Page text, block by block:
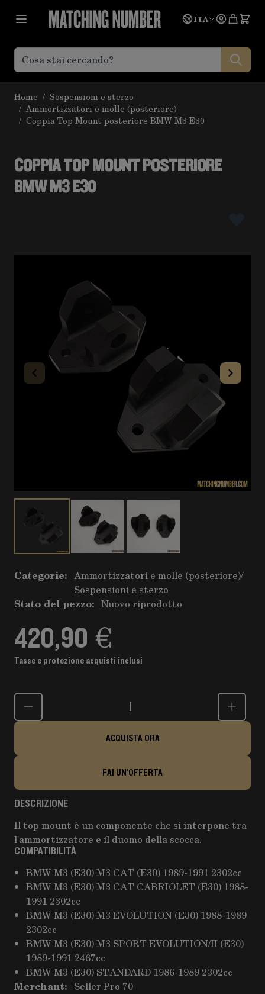
Lingua
ITA
Home / Sospensioni e sterzo
/ Ammortizzatori e molle (posteriore)
/ Coppia Top Mount posteriore BMW M3 E30
COPPIA TOP MOUNT POSTERIORE
BMW M3 E30
Categorie: Ammortizzatori e molle (posteriore)/
Sospensioni e sterzo
Stato del pezzo: Nuovo riprodotto
420,90 €
Tasse e protezione acquisti inclusi
Quantità
ACQUISTA ORA
FAI UN'OFFERTA
DESCRIZIONE
Il top mount è un componente che si interpone tra
l'ammortizzatore e il duomo della scocca.
COMPATIBILITÀ
BMW M3 (E30) M3 CAT (E30) 1989-1991 2302cc
BMW M3 (E30) M3 CAT CABRIOLET (E30) 1988-
1991 2302cc
BMW M3 (E30) M3 EVOLUTION (E30) 1988-1989
2302cc
BMW M3 (E30) M3 SPORT EVOLUTION/II (E30)
1989-1991 2467cc
BMW M3 (E30) STANDARD 1986-1989 2302cc
Merchant: Seller Pro 70